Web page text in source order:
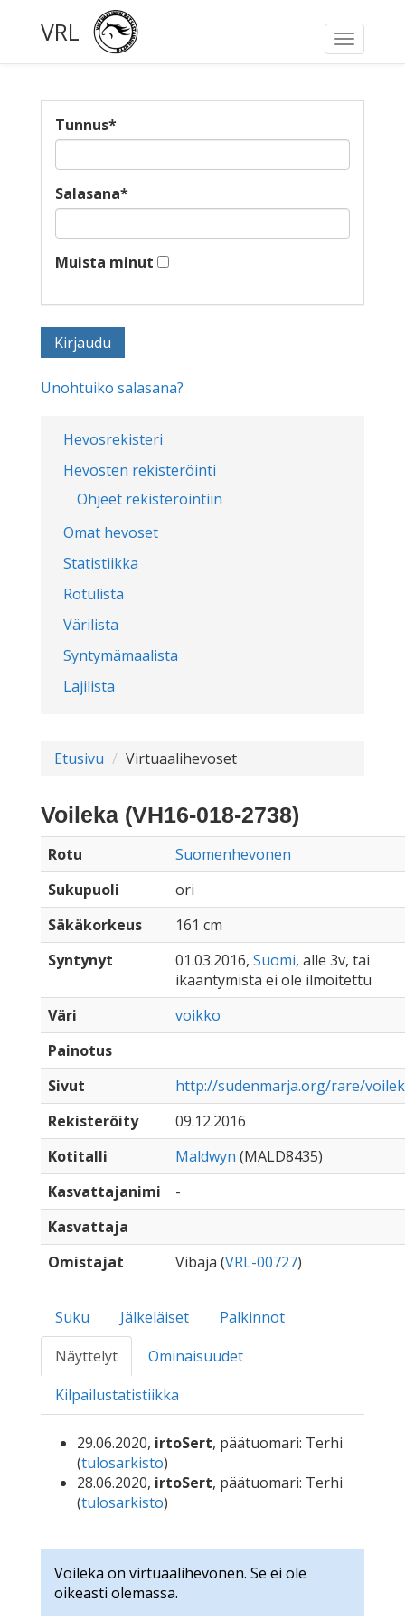
Toggle
VRL
Hevosrekisteri
Hevosten rekisteröinti
Ohjeet rekisteröintiin
Omat hevoset
Statistiikka
Rotulista
Värilista
Syntymämaalista
Lajilista
Tunnus*
Salasana*
Muista minut
Unohtuiko salasana?
Etusivu Virtuaalihevoset
Voileka (VH16-018-2738)
Rotu
Suomenhevonen
Sukupuoli
ori
Säkäkorkeus
161 cm
Syntynyt
01.03.2016, Suomi, alle 3v, tai
ikääntymistä ei ole ilmoitettu
Väri
voikko
Painotus
Sivut
http://sudenmarja.org/rare/
Rekisteröity
09.12.2016
Kotitalli
Maldwyn (MALD8435)
Kasvattajanimi
-
Kasvattaja
Omistajat
Vibaja (VRL-00727)
Suku Jälkeläiset
Palkinnot
Näyttelyt
Ominaisuudet
Kilpailustatistiikka
29.06.2020, irtoSert, päätuomari: Terhi
(tulosarkisto)
28.06.2020, irtoSert, päätuomari: Terhi
(tulosarkisto)
Voileka on virtuaalihevonen. Se ei ole
oikeasti olemassa.